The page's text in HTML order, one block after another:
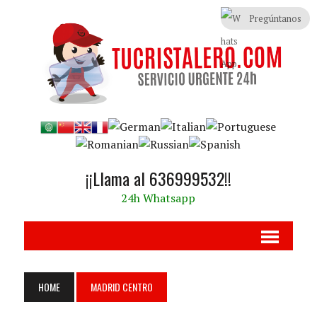
¡¡Llama al 636999532!!
24h Whatsapp
HOME MADRID CENTRO
Pregúntanos